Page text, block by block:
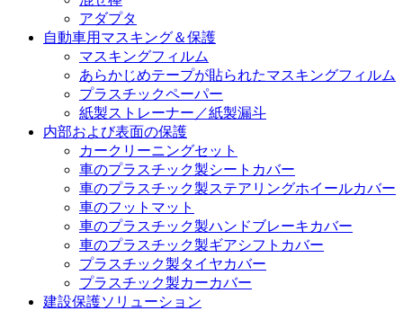
アダプタ
自動車用マスキング＆保護
マスキングフィルム
あらかじめテープが貼られたマスキングフィルム
プラスチックペーパー
紙製ストレーナー／紙製漏斗
内部および表面の保護
カークリーニングセット
車のプラスチック製シートカバー
車のプラスチック製ステアリングホイールカバー
車のフットマット
車のプラスチック製ハンドブレーキカバー
車のプラスチック製ギアシフトカバー
プラスチック製タイヤカバー
プラスチック製カーカバー
建設保護ソリューション